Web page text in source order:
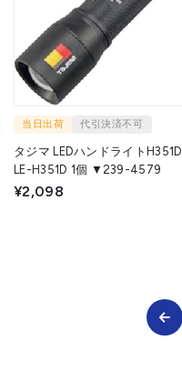
当日出荷 代引決済不可
タジマ LEDハンドライトH351D
LE-H351D 1個 ▼239-4579
¥2,098